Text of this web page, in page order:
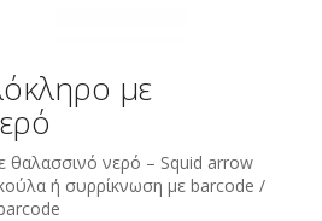
με
νερό – Squid arrow
ή συρρίκνωση με barcode /